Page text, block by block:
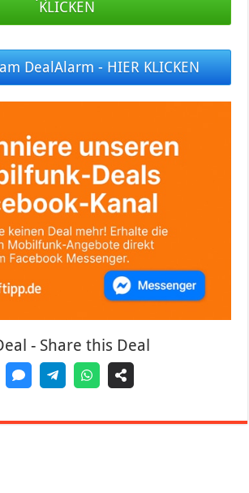
KLICKEN
DealAlarm - HIER KLICKEN
- Share this Deal